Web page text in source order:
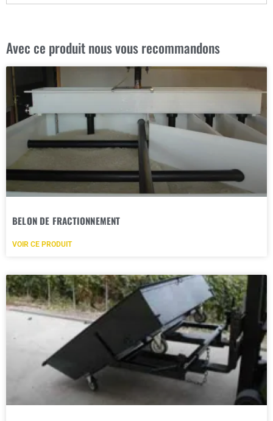
Avec ce produit nous vous recommandons
BELON DE FRACTIONNEMENT
VOIR CE PRODUIT